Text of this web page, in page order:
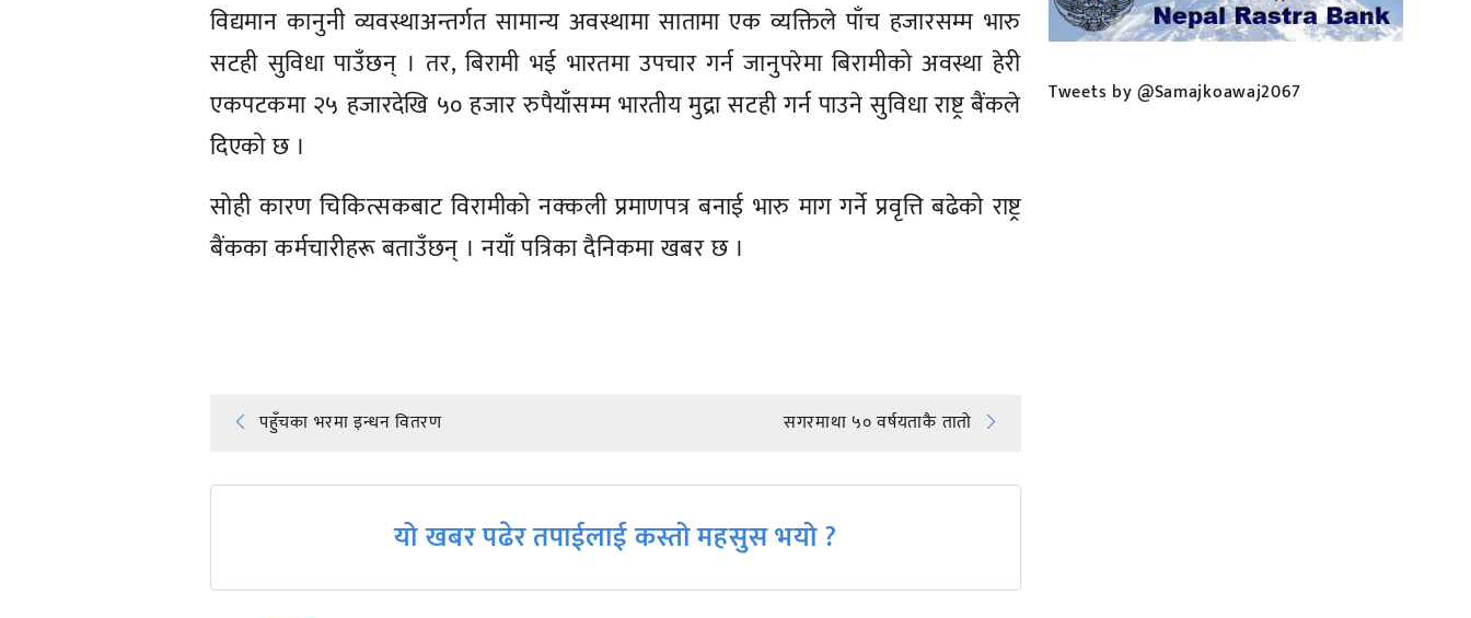
विद्यमान कानुनी व्यवस्थाअन्तर्गत सामान्य अवस्थामा सातामा एक व्यक्तिले पाँच हजारसम्म भारु
सटही सुविधा पाउँछन् । तर, बिरामी भई भारतमा उपचार गर्न जानुपरेमा बिरामीको अवस्था हेरी
एकपटकमा २५ हजारदेखि ५० हजार रुपैयाँसम्म भारतीय मुद्रा सटही गर्न पाउने सुविधा राष्ट्र बैंकले
दिएको छ ।
सोही कारण चिकित्सकबाट विरामीको नक्कली प्रमाणपत्र बनाई भारु माग गर्ने प्रवृत्ति बढेको राष्ट्र
बैंकका कर्मचारीहरू बताउँछन् । नयाँ पत्रिका दैनिकमा खबर छ ।
Post
navigation
पहुँचका भरमा इन्धन वितरण सगरमाथा ५० वर्षयताकै तातो
यो खबर पढेर तपाईलाई कस्तो महसुस भयो ?
Tweets by @Samajkoawaj2067